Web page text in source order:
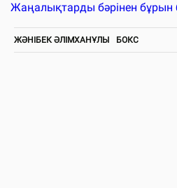
Жаңалықтарды бәрінен бұрын
ЖӘНІБЕК ӘЛІМХАНҰЛЫ БОКС